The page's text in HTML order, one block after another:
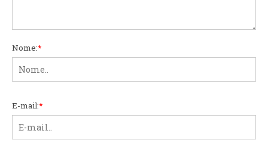
Nome:*
E-mail:*